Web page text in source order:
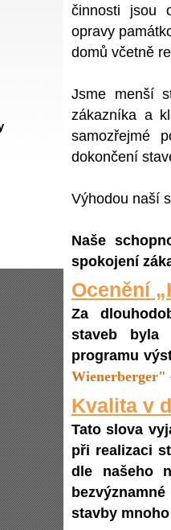
činnosti jsou
opravy
domů včetně
Jsme menší
zákazníka a
samozřejmé
dokončení
Výhodou naší
Naše
spokojení
Ocenění
Za
staveb byla
programu
Wienerberger"
Kvalita v
Tato slova
při realizaci
dle našeho
stavby